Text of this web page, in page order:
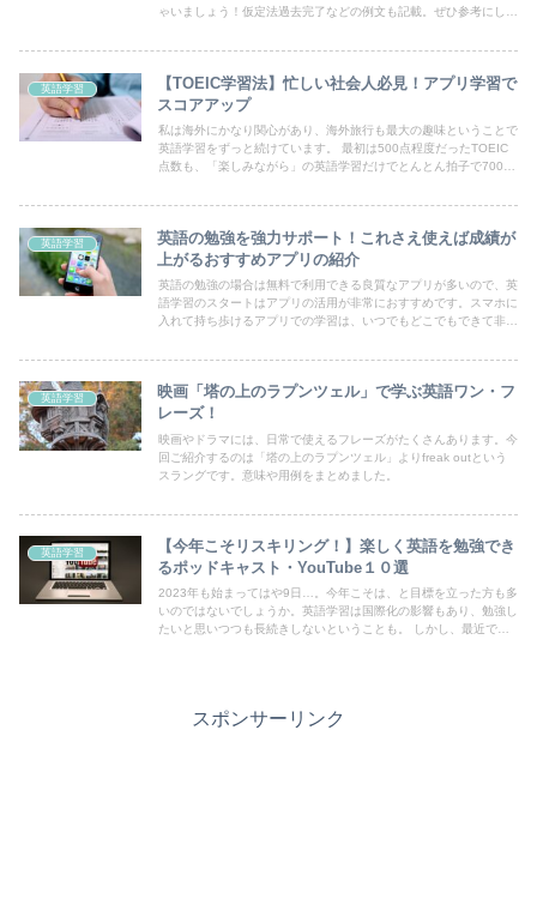
ゃいましょう！仮定法過去完了などの例文も記載。ぜひ参考にして
英語学習
【TOEIC学習法】忙しい社会人必見！アプリ学習で
スコアアップ
私は海外にかなり関心があり、海外旅行も最大の趣味ということで
英語学習をずっと続けています。 最初は500点程度だったTOEIC
点数も、「楽しみながら」の英語学習だけでとんとん拍子で700点
英語学習
英語の勉強を強力サポート！これさえ使えば成績が
上がるおすすめアプリの紹介
英語の勉強の場合は無料で利用できる良質なアプリが多いので、英
語学習のスタートはアプリの活用が非常におすすめです。スマホに
入れて持ち歩けるアプリでの学習は、いつでもどこでもできて非常
英語学習
映画「塔の上のラプンツェル」で学ぶ英語ワン・フ
レーズ！
映画やドラマには、日常で使えるフレーズがたくさんあります。今
回ご紹介するのは「塔の上のラプンツェル」よりfreak outという
スラングです。意味や用例をまとめました。
英語学習
【今年こそリスキリング！】楽しく英語を勉強でき
るポッドキャスト・YouTube１０選
2023年も始まってはや9日…。今年こそは、と目標を立った方も多
いのではないでしょうか。英語学習は国際化の影響もあり、勉強し
たいと思いつつも長続きしないということも。 しかし、最近では
スポンサーリンク